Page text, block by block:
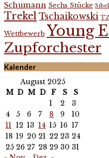
Schumann Sechs Stücke
Trekel Tschaikowski
Wettbewerb Young
Zupforchester
Kalender
August 2025
M D M D F S
S
1
2
3
4
5 6 7 8 9
10
11 12 13 14 15 16 17
18 19 20 21 22 23 24
25 26 27 28 29 30 31